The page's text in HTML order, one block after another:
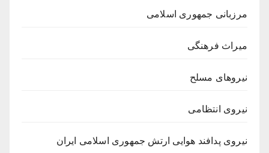
مرزبانی جمهوری اسلامی
میراث فرهنگی
نیروهای مسلح
نیروی انتظامی
نیروی پدافند هوایی ارتش جمهوری اسلامی ایران